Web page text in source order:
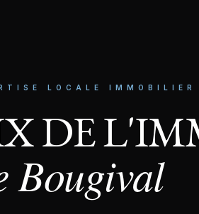
LOCALE IMMOBILIER
DE
Bougival